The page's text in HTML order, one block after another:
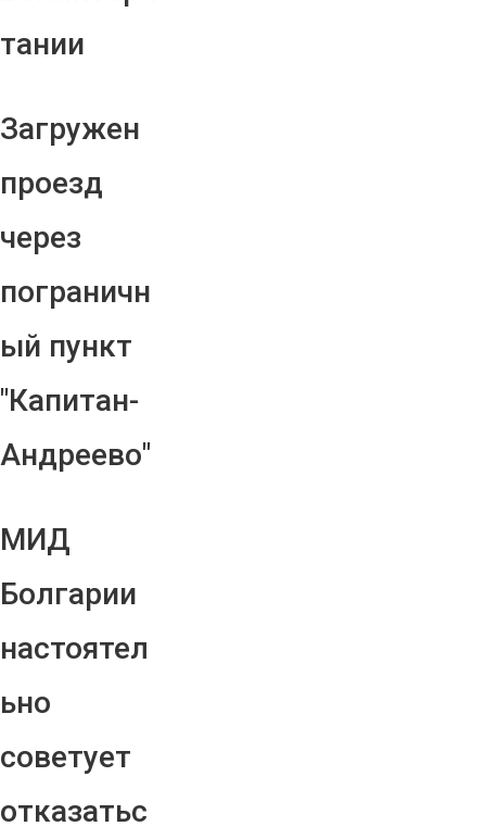
тании
Загружен
проезд
через
пограничн
ый пункт
"Капитан-
Андреево"
МИД
Болгарии
настоятел
ьно
советует
отказатьс